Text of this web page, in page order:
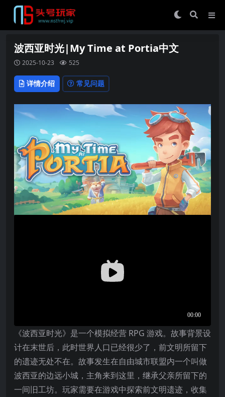
波西亚时光|My Time at Portia中文
2025-10-23 525
详情介绍 常见问题
《波西亚时光》是一个模拟经营 RPG 游戏。故事背景设
计在末世后，此时世界人口已经很少了，前文明所留下
的遗迹无处不在。故事发生在自由城市联盟内一个叫做
波西亚的边远小城，主角来到这里，继承父亲所留下的
一间旧工坊。玩家需要在游戏中探索前文明遗迹，收集